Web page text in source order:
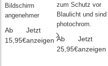
Bildschirm
angenehmer
Ab
15,95€
Jetzt
anzeigen
zum Schutz vor
Blaulicht und sind
photochrom.
Ab
25,95€
Jetzt
anzeigen